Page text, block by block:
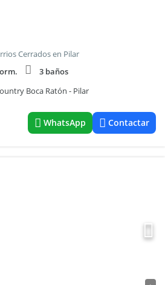
Cerrados en Pilar
3 baños
Boca Ratón - Pilar
WhatsApp Contactar